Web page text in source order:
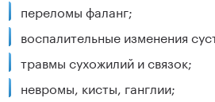
переломы фаланг;
воспалительные изменения
травмы сухожилий и связок;
невромы, кисты, ганглии;